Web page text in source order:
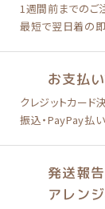
1週間前までのご
最短で翌日着の
お支払
クレジットカード
振込・PayPay払い
発送報
アレン